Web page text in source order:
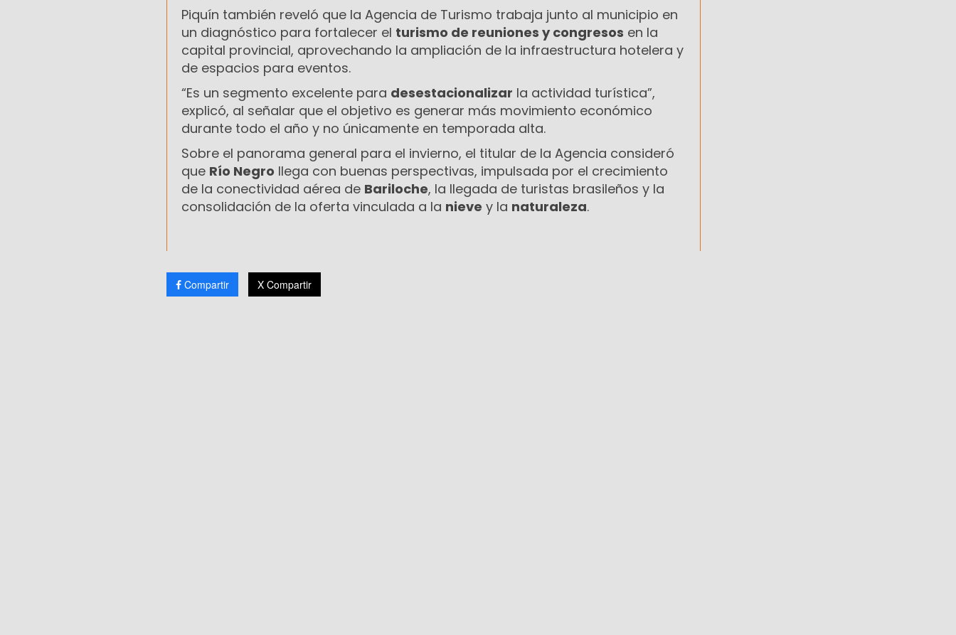
Piquín también reveló que la Agencia de Turismo trabaja junto al municipio en
un diagnóstico para fortalecer el turismo de reuniones y congresos en la
capital provincial, aprovechando la ampliación de la infraestructura hotelera y
de espacios para eventos.
“Es un segmento excelente para desestacionalizar la actividad turística”,
explicó, al señalar que el objetivo es generar más movimiento económico
durante todo el año y no únicamente en temporada alta.
Sobre el panorama general para el invierno, el titular de la Agencia consideró
que Río Negro llega con buenas perspectivas, impulsada por el crecimiento
de la conectividad aérea de Bariloche, la llegada de turistas brasileños y la
consolidación de la oferta vinculada a la nieve y la naturaleza.
Compartir X Compartir